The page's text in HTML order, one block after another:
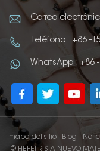
Correo
Teléfono : +86 -
WhatsApp : +86
mapa del sitio Blog
© HEFEI RISTA NUEVO